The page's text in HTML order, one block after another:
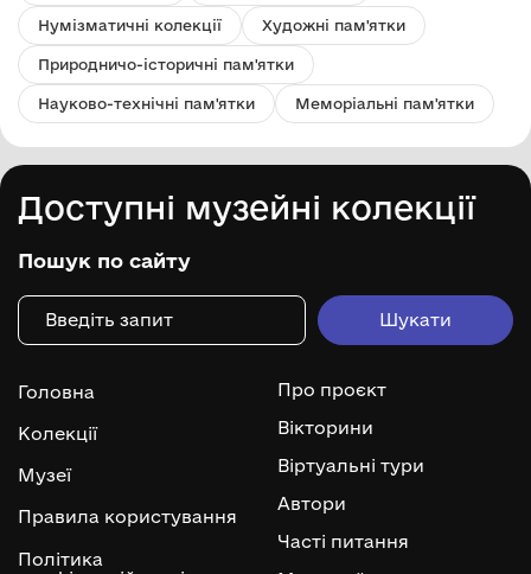
Нумізматичні колекції Художні пам'ятки
Природничо-історичні пам'ятки
Науково-технічні пам'ятки Меморіальні пам'ятки
Доступні музейні колекції
Пошук по сайту
Головна
Колекції
Музеї
Правила користування
Політика
Про проєкт
Вікторини
Віртуальні тури
Автори
Часті питання